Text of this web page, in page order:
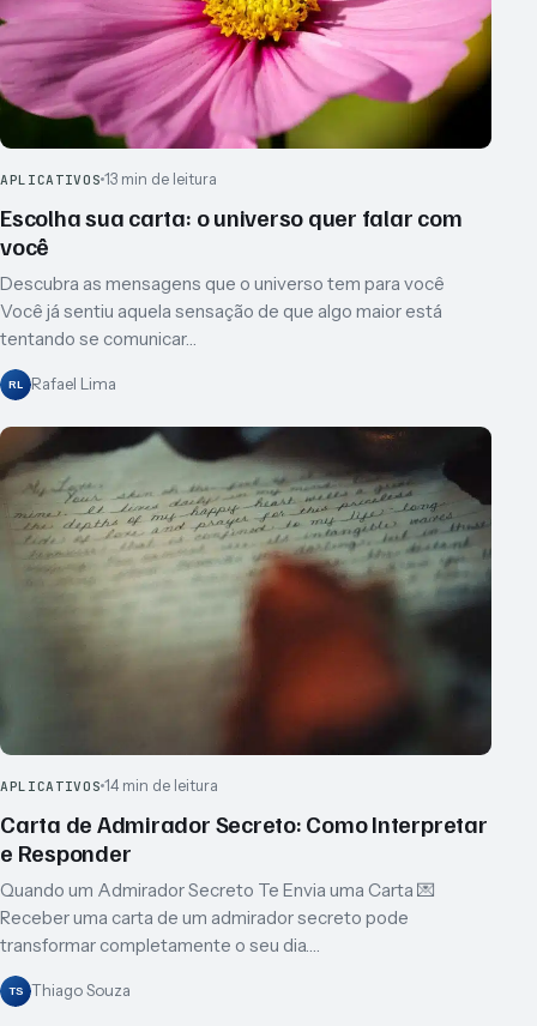
APLICATIVOS 13 min de leitura
Escolha sua carta: o universo quer falar com
você
Descubra as mensagens que o universo tem para você
Você já sentiu aquela sensação de que algo maior está
tentando se comunicar…
RL Rafael Lima
APLICATIVOS 14 min de leitura
Carta de Admirador Secreto: Como Interpretar
e Responder
Quando um Admirador Secreto Te Envia uma Carta 💌
Receber uma carta de um admirador secreto pode
transformar completamente o seu dia.…
TS Thiago Souza